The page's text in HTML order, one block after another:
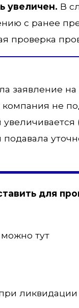
увеличен. В
с ранее
проверка
заявление на
компания не
подавала
для
тут
ликвидации